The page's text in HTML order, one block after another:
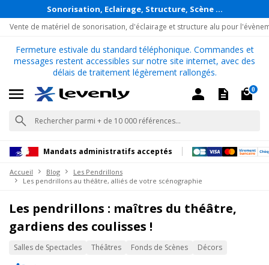
Sonorisation, Eclairage, Structure, Scène ...
Vente de matériel de sonorisation, d'éclairage et structure alu pour
Fermeture estivale du standard téléphonique. Commandes et
messages restent accessibles sur notre site internet, avec des
délais de traitement légèrement rallongés.
0
Mandats administratifs acceptés
Accueil Blog
Les Pendrillons
Les pendrillons au théâtre, alliés de votre scénographie
Les pendrillons : maîtres du théâtre,
gardiens des coulisses !
Salles de Spectacles Théâtres Fonds de Scènes Décors